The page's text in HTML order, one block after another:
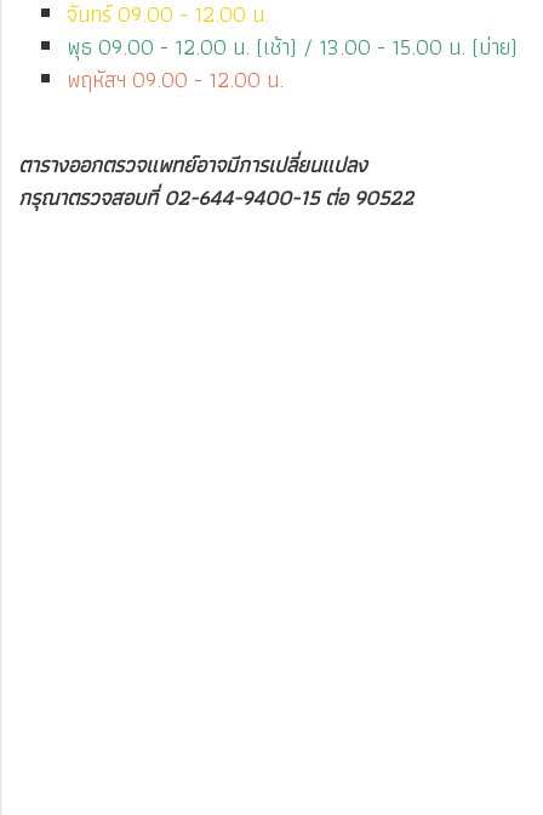
จันทร์ 09.00 - 12.00 น.
พุธ 09.00 - 12.00 น. (เช้า) / 13.00 - 15.00 น. (บ่าย)
พฤหัสฯ 09.00 - 12.00 น.
ตารางออกตรวจแพทย์อาจมีการเปลี่ยนแปลง
กรุณาตรวจสอบที่ 02-644-9400-15 ต่อ 90522